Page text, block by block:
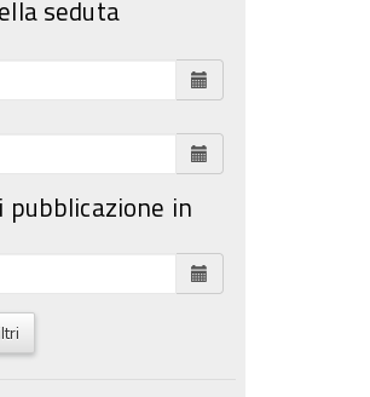
seduta
pubblicazione in